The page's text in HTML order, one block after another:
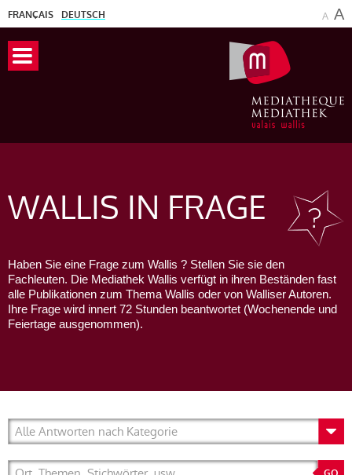
FRANÇAIS DEUTSCH A A
WALLIS IN FRAGE
Haben Sie eine Frage zum Wallis ? Stellen Sie sie den
Fachleuten. Die Mediathek Wallis verfügt in ihren Beständen fast
alle Publikationen zum Thema Wallis oder von Walliser Autoren.
Ihre Frage wird innert 72 Stunden beantwortet (Wochenende und
Feiertage ausgenommen).